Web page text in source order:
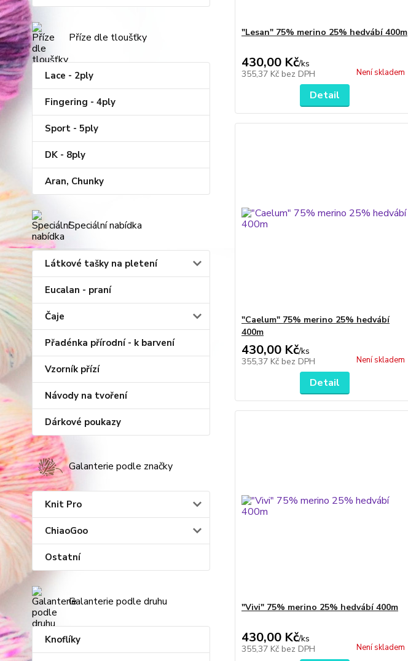
Příze dle tloušťky
Lace - 2ply
Fingering - 4ply
Sport - 5ply
DK - 8ply
Aran, Chunky
Speciální nabídka
Látkové tašky na pletení
Eucalan - praní
Čaje
Přadénka přírodní - k barvení
Vzorník přízí
Návody na tvoření
Dárkové poukazy
Galanterie podle značky
Knit Pro
ChiaoGoo
Ostatní
Galanterie podle druhu
Knoflíky
"Lesan" 75% merino 25% hedvábí 400m
430,00 Kč/ks
355,37 Kč bez DPH Není skladem
Detail
"Caelum" 75% merino 25% hedvábí
400m
430,00 Kč/ks
355,37 Kč bez DPH Není skladem
Detail
"Vivi" 75% merino 25% hedvábí 400m
430,00 Kč/ks
355,37 Kč bez DPH Není skladem